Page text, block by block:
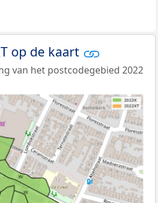
op de kaart
van het postcodegebied 2022